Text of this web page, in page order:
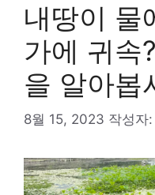
내땅이 물
가에 귀속
을 알아봅
8월 15, 2023 작성자: